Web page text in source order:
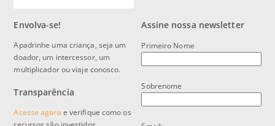
Envolva-se!
Apadrinhe uma criança, seja um
doador, um intercessor, um
multiplicador ou viaje conosco.
Transparência
Acesse agora e verifique como os
Assine nossa newsletter
Primeiro Nome
Sobrenome